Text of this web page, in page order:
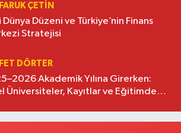
ÇETİN
Dünya Düzeni ve Türkiye’nin Finans
Stratejisi
DÖRTER
Akademik Yılına Girerken:
Üniversiteler, Kayıtlar ve Eğitimde